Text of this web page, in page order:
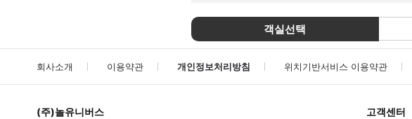
객실선택
회사소개 이용약관 개인정보처리방침 위치기반서비스 이용약관
(주)놀유니버스 고객센터